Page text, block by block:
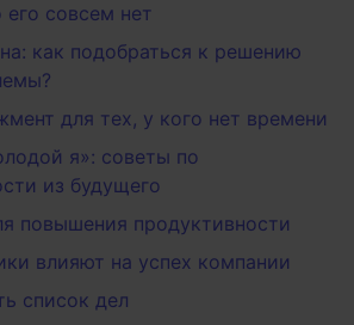
его совсем нет
как подобраться к решению
для тех, у кого нет времени
я»: советы по
из будущего
повышения продуктивности
влияют на успех компании
список дел